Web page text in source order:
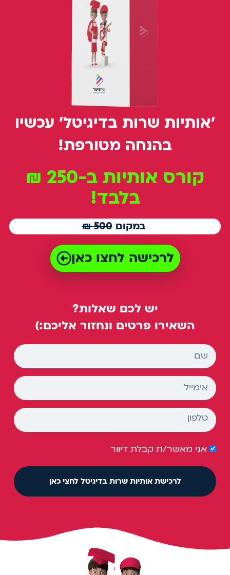
'אותיות שרות בדיגיטל' עכשיו
בהנחה מטורפת!
קורס אותיות ב-250 ₪
בלבד!
במקום500 ₪
לרכישה לחצו כאן
יש לכם שאלות?
השאירו פרטים ונחזור אליכם:)
אני מאשר/ת קבלת דיוור
לרכישת אותיות שרות בדיגיטל לחצי כאן
Play